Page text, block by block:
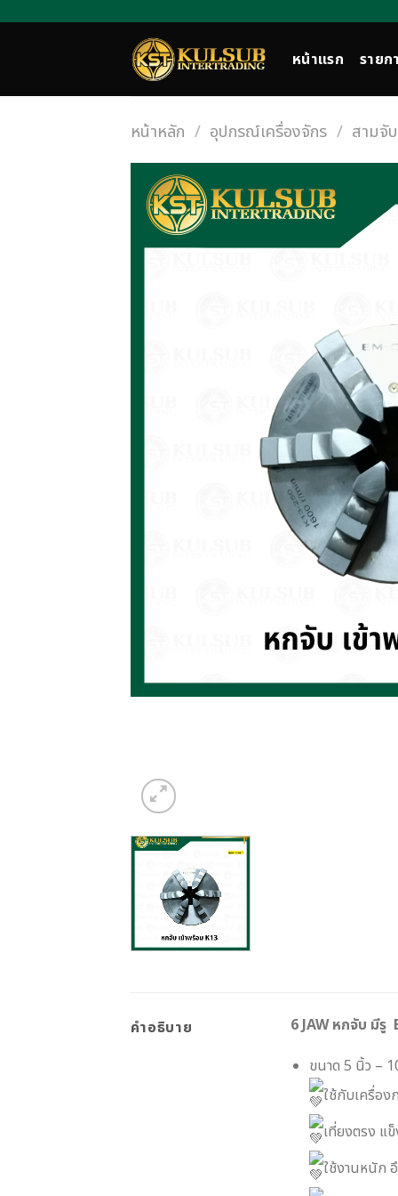
หน้าแรก รายก
หน้าหลัก / อุปกรณ์เครื่องจักร / สามจั
คำอธิบาย
6 JAW หกจับ มีรู
ขนาด 5 นิ้ว –
ใช้กับเครื่อ
เที่ยงตรง แ
ใช้งานหนัก